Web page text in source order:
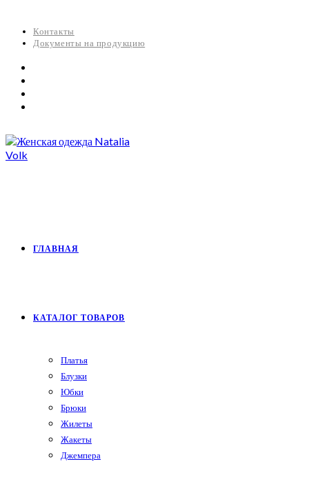
Контакты
Документы на продукцию
ГЛАВНАЯ
КАТАЛОГ ТОВАРОВ
Платья
Блузки
Юбки
Брюки
Жилеты
Жакеты
Джемпера